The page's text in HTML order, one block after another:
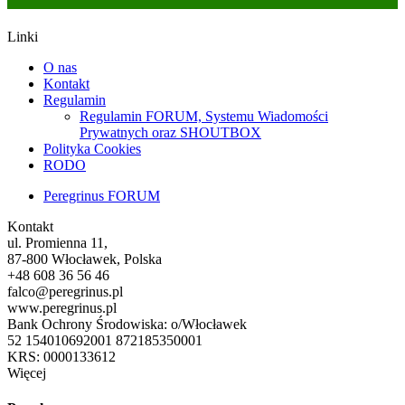
Linki
O nas
Kontakt
Regulamin
Regulamin FORUM, Systemu Wiadomości
Prywatnych oraz SHOUTBOX
Polityka Cookies
RODO
Peregrinus FORUM
Kontakt
ul. Promienna 11,
87-800 Włocławek, Polska
+48 608 36 56 46
falco@peregrinus.pl
www.peregrinus.pl
Bank Ochrony Środowiska: o/Włocławek
52 154010692001 872185350001
KRS: 0000133612
Więcej